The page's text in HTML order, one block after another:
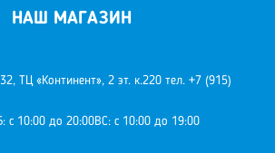
НАШ МАГАЗИН
ТЦ «Континент», 2 эт. к.220 тел. +7 (915)
с 10:00 до 20:00ВС: с 10:00 до 19:00